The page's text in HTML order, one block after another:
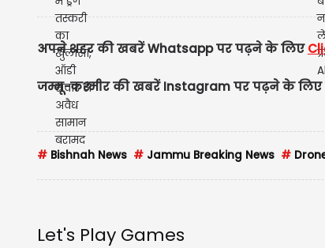
अपने शहर की खबरें Whatsapp पर पढ़ने के लिए
जम्मू-कश्मीर की खबरें Instagram पर पढ़ने के
# Bishnah News # Jammu Breaking News #
Let's Play Games